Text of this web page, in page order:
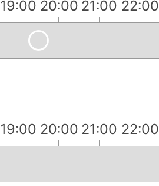
19:00 20:00 21:00 22:00
19:00 20:00 21:00 22:00